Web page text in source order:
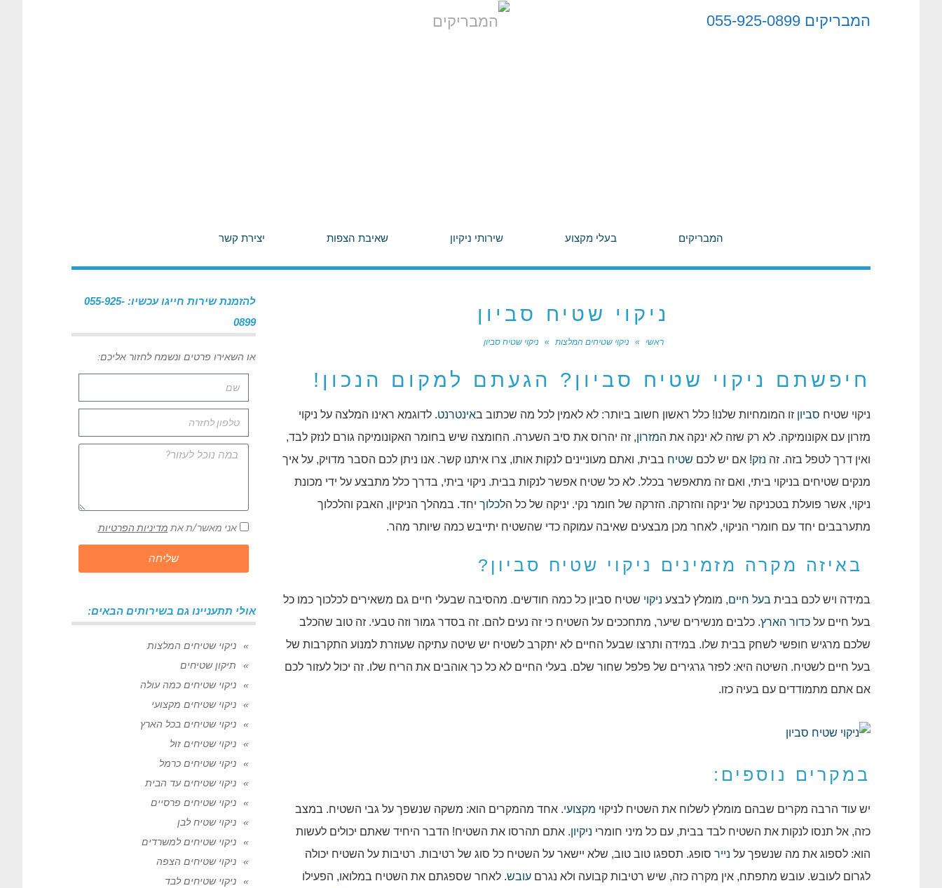
המבריקים 055-925-0899
המבריקים בעלי מקצוע שירותי ניקיון שאיבת הצפות יצירת קשר
ניקוי שטיח סביון
ראשי » ניקוי שטיחים המלצות » ניקוי שטיח סביון
חיפשתם ניקוי שטיח סביון? הגעתם למקום הנכון!
ניקוי שטיח סביון זו המומחיות שלנו! כלל ראשון חשוב ביותר: לא לאמין לכל מה שכתוב באינטרנט. לדוגמא ראינו המלצה על ניקוי
מזרון עם אקונומיקה. לא רק שזה לא ינקה את המזרון, זה יהרוס את סיב השערה. החומצה שיש בחומר האקונומיקה גורם לנזק לבד,
ואין דרך לטפל בזה. זה נזק! אם יש לכם שטיח בבית, ואתם מעוניינים לנקות אותו, צרו איתנו קשר. אנו ניתן לכם הסבר מדויק, על איך
מנקים שטיחים בניקוי ביתי, ואם זה מתאפשר בכלל. לא כל שטיח אפשר לנקות בבית. ניקוי ביתי, בדרך כלל מתבצע על ידי מכונת
ניקוי, אשר פועלת בטכניקה של יניקה והזרקה. הזרקה של חומר נקי. יניקה של כל הלכלוך יחד. במהלך הניקיון, האבק והלכלוך
מתערבבים יחד עם חומרי הניקוי, לאחר מכן מבצעים שאיבה עמוקה כדי שהשטיח יתייבש כמה שיותר מהר.
באיזה מקרה מזמינים ניקוי שטיח סביון?
במידה ויש לכם בבית בעל חיים, מומלץ לבצע ניקוי שטיח סביון כל כמה חודשים. מהסיבה שבעלי חיים גם משאירים לכלכוך כמו כל
בעל חיים על כדור הארץ. כלבים מנשירים שיער, מתחככים על השטיח כי זה נעים להם. זה בסדר גמור וזה טבעי. זה טוב שהכלב
שלכם מרגיש חופשי לשחק בבית שלו. במידה ותרצו שבעל החיים לא יתקרב לשטיח יש שיטה עתיקה שעוזרת למנוע התקרבות של
בעל חיים לשטיח. השיטה היא: לפזר גרגירים של פלפל שחור שלם. בעלי החיים לא כל כך אוהבים את הריח שלו. זה יכול לעזור לכם
אם אתם מתמודדים עם בעיה כזו.
במקרים נוספים:
יש עוד הרבה מקרים שבהם מומלץ לשלוח את השטיח לניקוי מקצועי. אחד מהמקרים הוא: משקה שנשפך על גבי השטיח. במצב
כזה, אל תנסו לנקות את השטיח לבד בבית, עם כל מיני חומרי ניקיון. אתם תהרסו את השטיח! הדבר היחיד שאתם יכולים לעשות
הוא: לספוג את מה שנשפך על נייר סופג. תספגו טוב טוב, שלא יישאר על השטיח כל סוג של רטיבות. רטיבות על השטיח יכולה
לגרום לעובש. עובש מתפתח, אין מקרה כזה, שיש רטיבות קבועה ולא נגרם עובש. לאחר שספגתם את השטיח במלואו, הפעילו
להזמנת שירות חייגו עכשיו: 055-925-
0899
או השאירו פרטים ונשמח לחזור אליכם:
אני מאשר/ת את מדיניות הפרטיות
שליחה
אולי תתעניינו גם בשירותים הבאים:
ניקוי שטיחים המלצות
תיקון שטיחים
ניקוי שטיחים כמה עולה
ניקוי שטיחים מקצועי
ניקוי שטיחים בכל הארץ
ניקוי שטיחים זול
ניקוי שטיחים כרמל
ניקוי שטיחים עד הבית
ניקוי שטיחים פרסיים
ניקוי שטיח לבן
ניקוי שטיחים למשרדים
ניקוי שטיחים הצפה
ניקוי שטיחים לבד